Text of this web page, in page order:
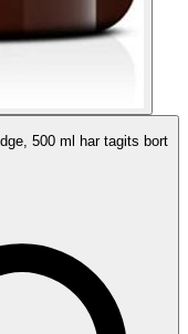
500 ml har tagits bort